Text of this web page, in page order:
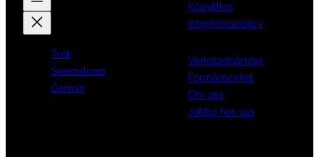
Trek
Specialized
Garmin
Köpvillkor
Integritetspolicy
Verkstadtjänster
Förmånscykel
Om oss
Jobba hos oss